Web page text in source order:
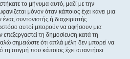
το μήνυμα αυτό, μαζί με την
μόνον όταν κάποιος έχει κάνει μια
συντονιστής ή διαχειριστής
αυτοί μπορούν να αφήσουν μια
τη δημοσίευση κατά τη
σημειώστε ότι απλά μέλη δεν μπορεί να
στιγμή που κάποιος έχει απαντήσει.